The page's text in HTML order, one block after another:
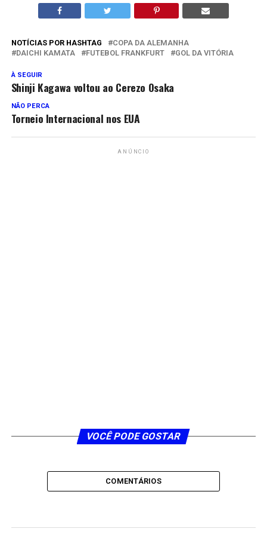
NOTÍCIAS POR HASHTAG
COPA DA ALEMANHA
DAICHI KAMATA
FUTEBOL FRANKFURT GOL DA VITÓRIA
À SEGUIR
Shinji Kagawa voltou ao Cerezo Osaka
NÃO PERCA
Torneio Internacional nos EUA
ANÚNCIO
VOCÊ PODE GOSTAR
COMENTÁRIOS